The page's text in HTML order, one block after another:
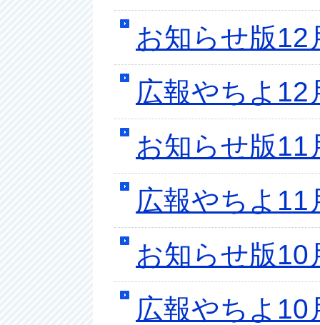
お知らせ版12
広報やちよ12
お知らせ版11
広報やちよ11
お知らせ版10
広報やちよ10